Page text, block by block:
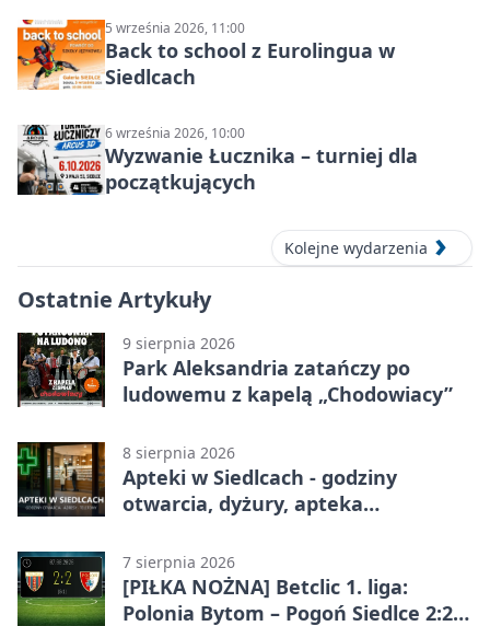
5 września 2026, 11:00
Back to school z Eurolingua w
Siedlcach
6 września 2026, 10:00
Wyzwanie Łucznika – turniej dla
początkujących
Kolejne wydarzenia
Ostatnie Artykuły
9 sierpnia 2026
Park Aleksandria zatańczy po
ludowemu z kapelą „Chodowiacy”
8 sierpnia 2026
Apteki w Siedlcach - godziny
otwarcia, dyżury, apteka
7 sierpnia 2026
[PIŁKA NOŻNA] Betclic 1. liga:
Polonia Bytom – Pogoń Siedlce 2:2.